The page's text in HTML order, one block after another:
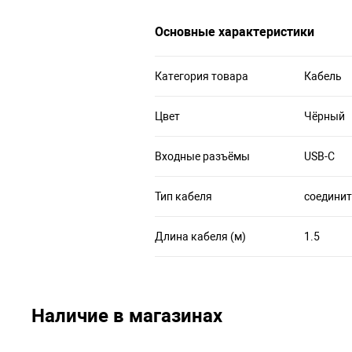
Основные характеристики
Категория товара Кабель
Цвет Чёрный
Входные разъёмы USB-C
Тип кабеля
Длина кабеля (м) 1.5
Наличие в магазинах